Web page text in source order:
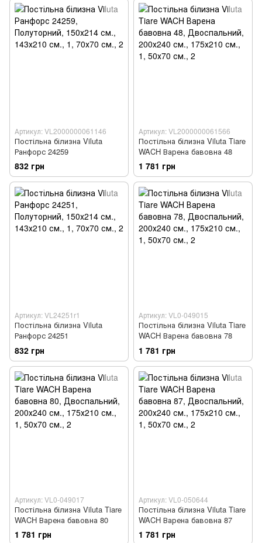
Артикул: VL2000000061146
Постільна білизна Viluta
Ранфорс 24259
832 грн
Артикул: VL2000000061566
Постільна білизна Viluta Tiare
WACH Варена бавовна 48
1 781 грн
Артикул: VL24251r1
Постільна білизна Viluta
Ранфорс 24251
832 грн
Артикул: VL0-049015
Постільна білизна Viluta Tiare
WACH Варена бавовна 78
1 781 грн
Артикул: VL0-049017
Постільна білизна Viluta Tiare
WACH Варена бавовна 80
1 781 грн
Артикул: VL0-050644
Постільна білизна Viluta Tiare
WACH Варена бавовна 87
1 781 грн